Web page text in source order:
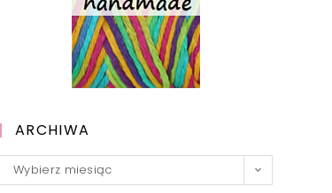
ARCHIWA
Archiwa
Wybierz miesiąc